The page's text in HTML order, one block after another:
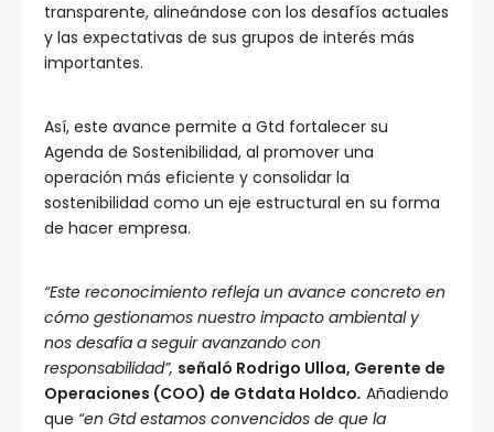
transparente, alineándose con los desafíos actuales
y las expectativas de sus grupos de interés más
importantes.
Así, este avance permite a Gtd fortalecer su
Agenda de Sostenibilidad, al promover una
operación más eficiente y consolidar la
sostenibilidad como un eje estructural en su forma
de hacer empresa.
“Este reconocimiento refleja un avance concreto en
cómo gestionamos nuestro impacto ambiental y
nos desafía a seguir avanzando con
responsabilidad”, señaló Rodrigo Ulloa, Gerente de
Operaciones (COO) de Gtdata Holdco. Añadiendo
que “en Gtd estamos convencidos de que la